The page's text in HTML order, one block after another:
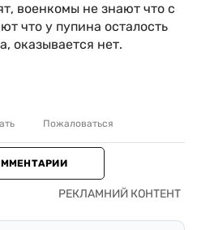
военкомы не знают что с
что у пупина осталость
оказывается нет.
Пожаловаться